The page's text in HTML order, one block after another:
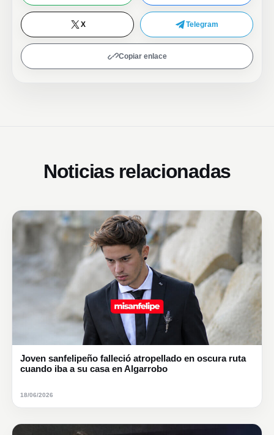
X Telegram
Copiar enlace
Noticias relacionadas
Joven sanfelipeño falleció atropellado en oscura ruta
cuando iba a su casa en Algarrobo
18/06/2026